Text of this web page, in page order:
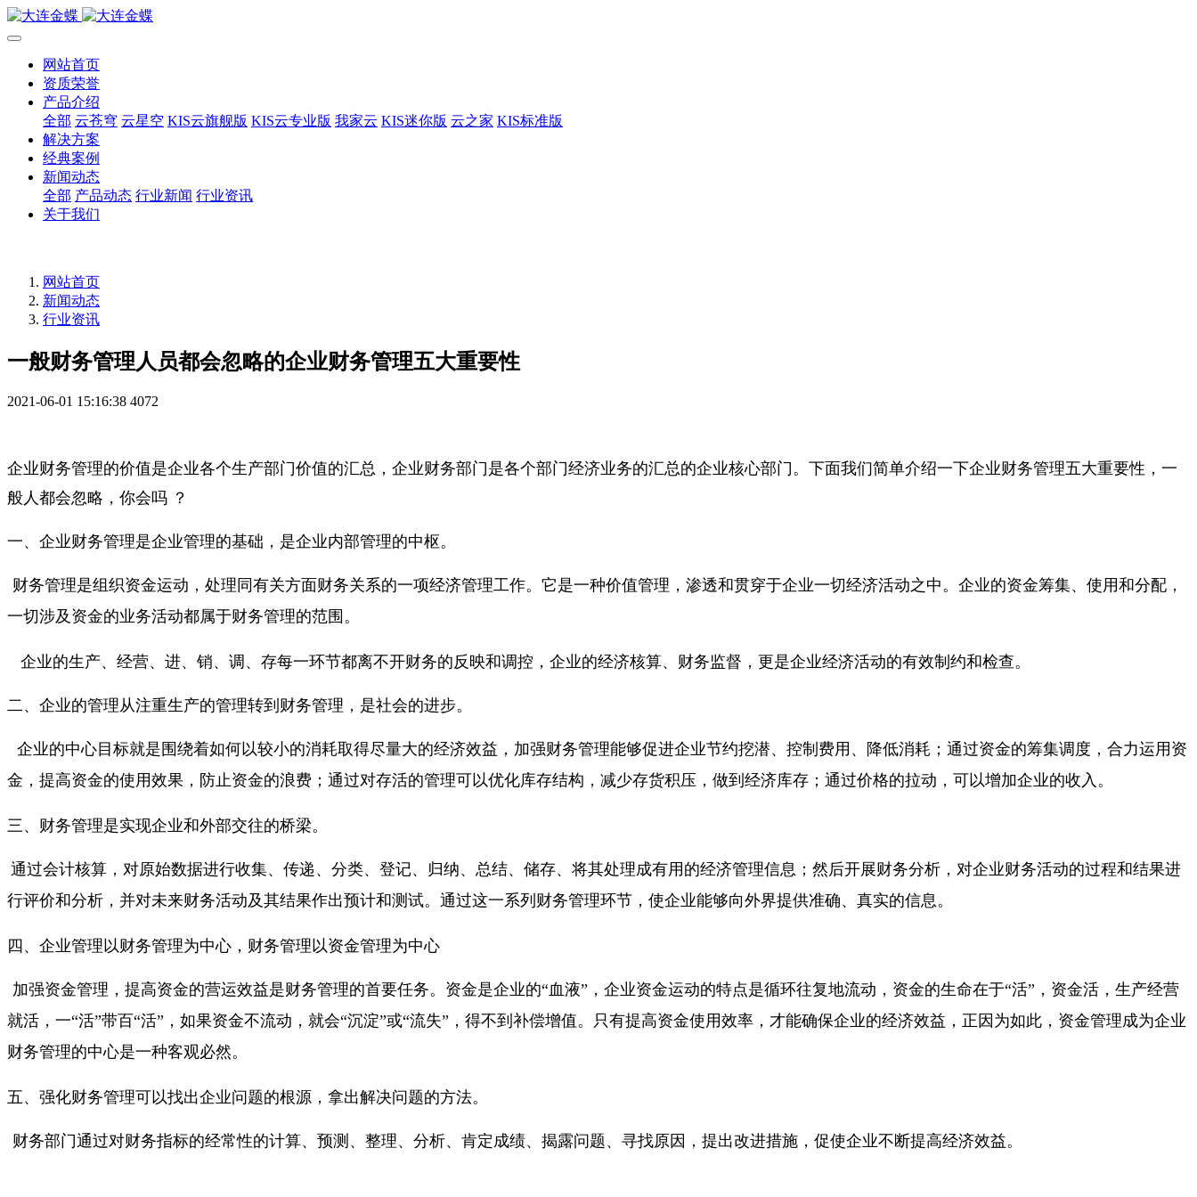
网站首页
资质荣誉
产品介绍
全部 云苍穹 云星空 KIS云旗舰版 KIS云专业版 我家云 KIS迷你版 云之家 KIS标准版
解决方案
经典案例
新闻动态
全部 产品动态 行业新闻 行业资讯
关于我们
网站首页
新闻动态
行业资讯
一般财务管理人员都会忽略的企业财务管理五大重要性
2021-06-01 15:16:38 4072
企业财务管理的价值是企业各个生产部门价值的汇总，企业财务部门是各个部门经济业务的汇总的企业核心部门。下面我们简单介绍一下企业财务管理五大重要性，一
般人都会忽略，你会吗 ？
一、企业财务管理是企业管理的基础，是企业内部管理的中枢。
财务管理是组织资金运动，处理同有关方面财务关系的一项经济管理工作。它是一种价值管理，渗透和贯穿于企业一切经济活动之中。企业的资金筹集、使用和分配，
一切涉及资金的业务活动都属于财务管理的范围。
企业的生产、经营、进、销、调、存每一环节都离不开财务的反映和调控，企业的经济核算、财务监督，更是企业经济活动的有效制约和检查。
二、企业的管理从注重生产的管理转到财务管理，是社会的进步。
企业的中心目标就是围绕着如何以较小的消耗取得尽量大的经济效益，加强财务管理能够促进企业节约挖潜、控制费用、降低消耗；通过资金的筹集调度，合力运用资
金，提高资金的使用效果，防止资金的浪费；通过对存活的管理可以优化库存结构，减少存货积压，做到经济库存；通过价格的拉动，可以增加企业的收入。
三、财务管理是实现企业和外部交往的桥梁。
通过会计核算，对原始数据进行收集、传递、分类、登记、归纳、总结、储存、将其处理成有用的经济管理信息；然后开展财务分析，对企业财务活动的过程和结果进
行评价和分析，并对未来财务活动及其结果作出预计和测试。通过这一系列财务管理环节，使企业能够向外界提供准确、真实的信息。
四、企业管理以财务管理为中心，财务管理以资金管理为中心
加强资金管理，提高资金的营运效益是财务管理的首要任务。资金是企业的“血液”，企业资金运动的特点是循环往复地流动，资金的生命在于“活”，资金活，生产经营
就活，一“活”带百“活”，如果资金不流动，就会“沉淀”或“流失”，得不到补偿增值。只有提高资金使用效率，才能确保企业的经济效益，正因为如此，资金管理成为企业
财务管理的中心是一种客观必然。
五、强化财务管理可以找出企业问题的根源，拿出解决问题的方法。
财务部门通过对财务指标的经常性的计算、预测、整理、分析、肯定成绩、揭露问题、寻找原因，提出改进措施，促使企业不断提高经济效益。